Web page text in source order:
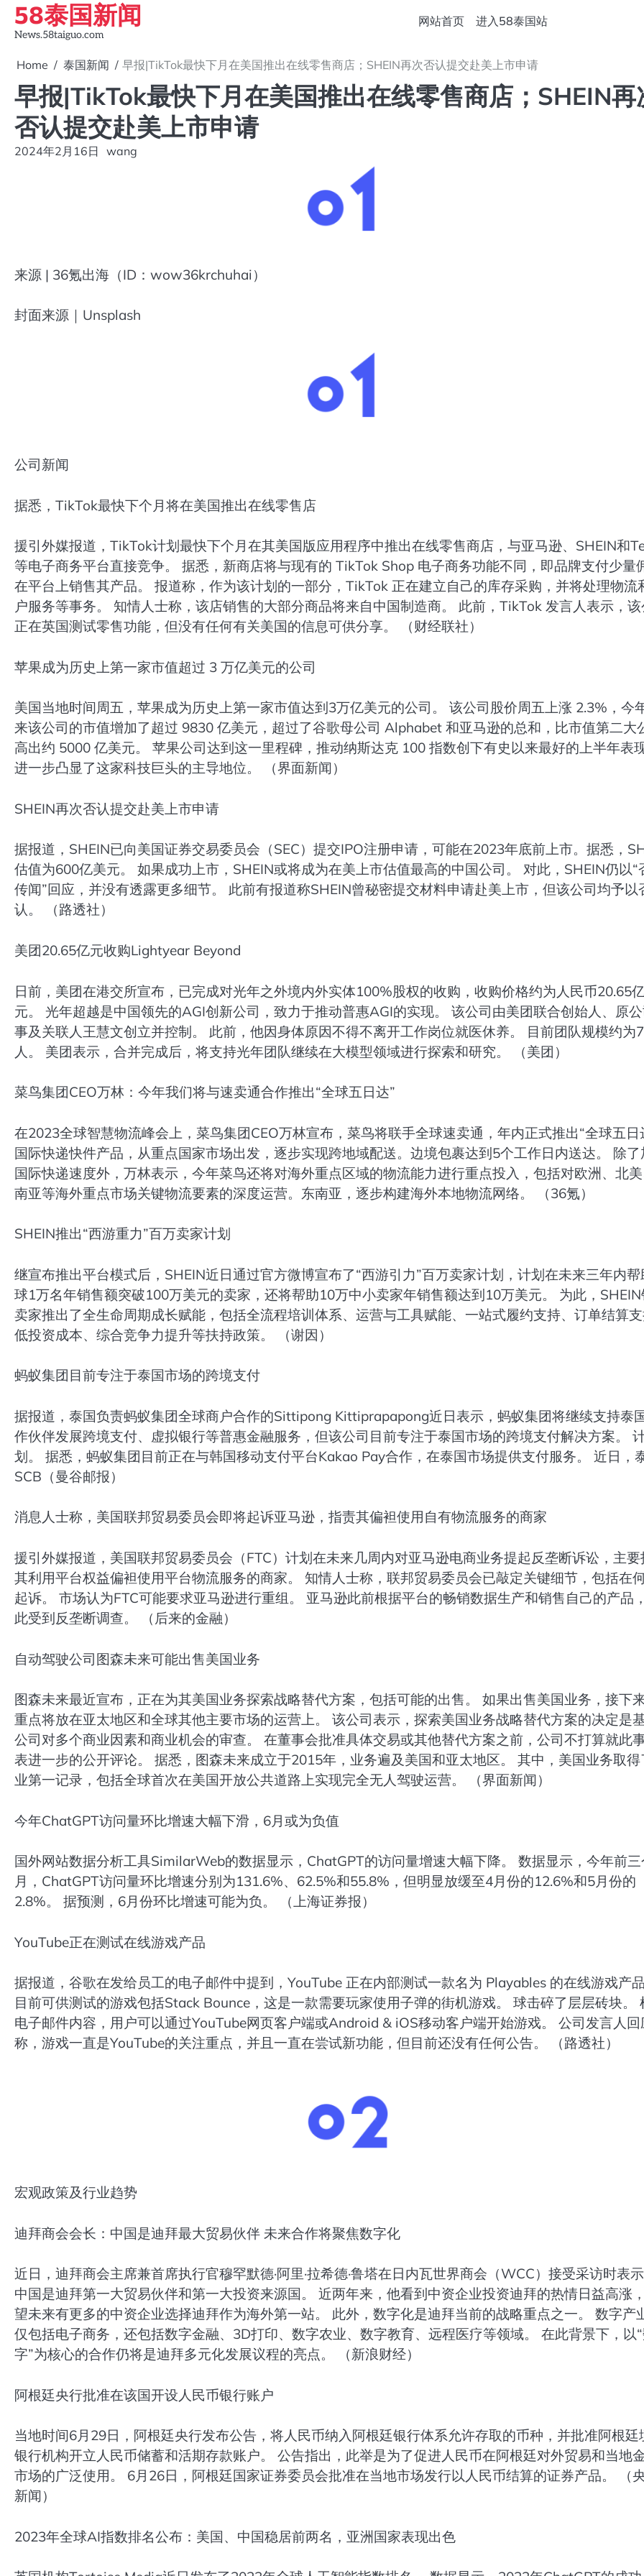
Skip
content
58泰国新闻
News.58taiguo.com
网站首页 进入58泰国站
Home 泰国新闻 早报|TikTok最快下月在美国推出在线零售商店；SHEIN再次否认提交赴美上市申请
早报|TikTok最快下月在美国推出在线零售商店；SHEIN再
否认提交赴美上市申请
2024年2月16日 wang
来源 | 36氪出海（ID：wow36krchuhai）
封面来源｜Unsplash
公司新闻
据悉，TikTok最快下个月将在美国推出在线零售店
援引外媒报道，TikTok计划最快下个月在其美国版应用程序中推出在线零售商店，与亚马逊、SHEIN和
等电子商务平台直接竞争。 据悉，新商店将与现有的 TikTok Shop 电子商务功能不同，即品牌支付少量
在平台上销售其产品。 报道称，作为该计划的一部分，TikTok 正在建立自己的库存采购，并将处理物流
户服务等事务。 知情人士称，该店销售的大部分商品将来自中国制造商。 此前，TikTok 发言人表示，该
正在英国测试零售功能，但没有任何有关美国的信息可供分享。 （财经联社）
苹果成为历史上第一家市值超过 3 万亿美元的公司
美国当地时间周五，苹果成为历史上第一家市值达到3万亿美元的公司。 该公司股价周五上涨 2.3%，今
来该公司的市值增加了超过 9830 亿美元，超过了谷歌母公司 Alphabet 和亚马逊的总和，比市值第二大
高出约 5000 亿美元。 苹果公司达到这一里程碑，推动纳斯达克 100 指数创下有史以来最好的上半年表
进一步凸显了这家科技巨头的主导地位。 （界面新闻）
SHEIN再次否认提交赴美上市申请
据报道，SHEIN已向美国证券交易委员会（SEC）提交IPO注册申请，可能在2023年底前上市。据悉，
估值为600亿美元。 如果成功上市，SHEIN或将成为在美上市估值最高的中国公司。 对此，SHEIN仍以“
传闻”回应，并没有透露更多细节。 此前有报道称SHEIN曾秘密提交材料申请赴美上市，但该公司均予以
认。 （路透社）
美团20.65亿元收购Lightyear Beyond
日前，美团在港交所宣布，已完成对光年之外境内外实体100%股权的收购，收购价格约为人民币20.65
元。 光年超越是中国领先的AGI创新公司，致力于推动普惠AGI的实现。 该公司由美团联合创始人、原
事及关联人王慧文创立并控制。 此前，他因身体原因不得不离开工作岗位就医休养。 目前团队规模约为
人。 美团表示，合并完成后，将支持光年团队继续在大模型领域进行探索和研究。 （美团）
菜鸟集团CEO万林：今年我们将与速卖通合作推出“全球五日达”
在2023全球智慧物流峰会上，菜鸟集团CEO万林宣布，菜鸟将联手全球速卖通，年内正式推出“全球五日
国际快递快件产品，从重点国家市场出发，逐步实现跨地域配送。边境包裹达到5个工作日内送达。 除了
国际快递速度外，万林表示，今年菜鸟还将对海外重点区域的物流能力进行重点投入，包括对欧洲、北
南亚等海外重点市场关键物流要素的深度运营。东南亚，逐步构建海外本地物流网络。 （36氪）
SHEIN推出“西游重力”百万卖家计划
继宣布推出平台模式后，SHEIN近日通过官方微博宣布了“西游引力”百万卖家计划，计划在未来三年内帮
球1万名年销售额突破100万美元的卖家，还将帮助10万中小卖家年销售额达到10万美元。 为此，
卖家推出了全生命周期成长赋能，包括全流程培训体系、运营与工具赋能、一站式履约支持、订单结算支
低投资成本、综合竞争力提升等扶持政策。 （谢因）
蚂蚁集团目前专注于泰国市场的跨境支付
据报道，泰国负责蚂蚁集团全球商户合作的Sittipong Kittiprapapong近日表示，蚂蚁集团将继续支持泰
作伙伴发展跨境支付、虚拟银行等普惠金融服务，但该公司目前专注于泰国市场的跨境支付解决方案。
划。 据悉，蚂蚁集团目前正在与韩国移动支付平台Kakao Pay合作，在泰国市场提供支付服务。 近日，
SCB（曼谷邮报）
消息人士称，美国联邦贸易委员会即将起诉亚马逊，指责其偏袒使用自有物流服务的商家
援引外媒报道，美国联邦贸易委员会（FTC）计划在未来几周内对亚马逊电商业务提起反垄断诉讼，主要
其利用平台权益偏袒使用平台物流服务的商家。 知情人士称，联邦贸易委员会已敲定关键细节，包括在
起诉。 市场认为FTC可能要求亚马逊进行重组。 亚马逊此前根据平台的畅销数据生产和销售自己的产品
此受到反垄断调查。 （后来的金融）
自动驾驶公司图森未来可能出售美国业务
图森未来最近宣布，正在为其美国业务探索战略替代方案，包括可能的出售。 如果出售美国业务，接下
重点将放在亚太地区和全球其他主要市场的运营上。 该公司表示，探索美国业务战略替代方案的决定是
公司对多个商业因素和商业机会的审查。 在董事会批准具体交易或其他替代方案之前，公司不打算就此
表进一步的公开评论。 据悉，图森未来成立于2015年，业务遍及美国和亚太地区。 其中，美国业务取得
业第一记录，包括全球首次在美国开放公共道路上实现完全无人驾驶运营。 （界面新闻）
今年ChatGPT访问量环比增速大幅下滑，6月或为负值
国外网站数据分析工具SimilarWeb的数据显示，ChatGPT的访问量增速大幅下降。 数据显示，今年前三
月，ChatGPT访问量环比增速分别为131.6%、62.5%和55.8%，但明显放缓至4月份的12.6%和5月份的
2.8%。 据预测，6月份环比增速可能为负。 （上海证券报）
YouTube正在测试在线游戏产品
据报道，谷歌在发给员工的电子邮件中提到，YouTube 正在内部测试一款名为 Playables 的在线游戏产品
目前可供测试的游戏包括Stack Bounce，这是一款需要玩家使用子弹的街机游戏。 球击碎了层层砖块。
电子邮件内容，用户可以通过YouTube网页客户端或Android & iOS移动客户端开始游戏。 公司发言人回
称，游戏一直是YouTube的关注重点，并且一直在尝试新功能，但目前还没有任何公告。 （路透社）
宏观政策及行业趋势
迪拜商会会长：中国是迪拜最大贸易伙伴 未来合作将聚焦数字化
近日，迪拜商会主席兼首席执行官穆罕默德·阿里·拉希德·鲁塔在日内瓦世界商会（WCC）接受采访时表示
中国是迪拜第一大贸易伙伴和第一大投资来源国。 近两年来，他看到中资企业投资迪拜的热情日益高涨
望未来有更多的中资企业选择迪拜作为海外第一站。 此外，数字化是迪拜当前的战略重点之一。 数字产
仅包括电子商务，还包括数字金融、3D打印、数字农业、数字教育、远程医疗等领域。 在此背景下，以
字”为核心的合作仍将是迪拜多元化发展议程的亮点。 （新浪财经）
阿根廷央行批准在该国开设人民币银行账户
当地时间6月29日，阿根廷央行发布公告，将人民币纳入阿根廷银行体系允许存取的币种，并批准阿根廷
银行机构开立人民币储蓄和活期存款账户。 公告指出，此举是为了促进人民币在阿根廷对外贸易和当地
市场的广泛使用。 6月26日，阿根廷国家证券委员会批准在当地市场发行以人民币结算的证券产品。 （
新闻）
2023年全球AI指数排名公布：美国、中国稳居前两名，亚洲国家表现出色